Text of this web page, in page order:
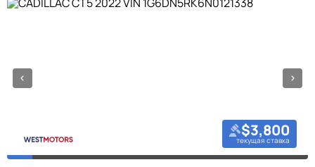
$3,800
текущая ставка